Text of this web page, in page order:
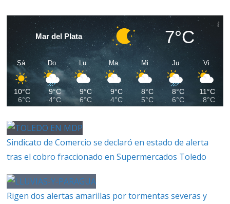
Mar del Plata 7°C
Sá
10°C
6°C
Do
9°C
4°C
Lu
9°C
6°C
Ma
9°C
4°C
Mi
8°C
5°C
Ju
8°C
6°C
Vi
11°C
8°C
Sindicato de Comercio se declaró en estado de alerta
tras el cobro fraccionado en Supermercados Toledo
Rigen dos alertas amarillas por tormentas severas y